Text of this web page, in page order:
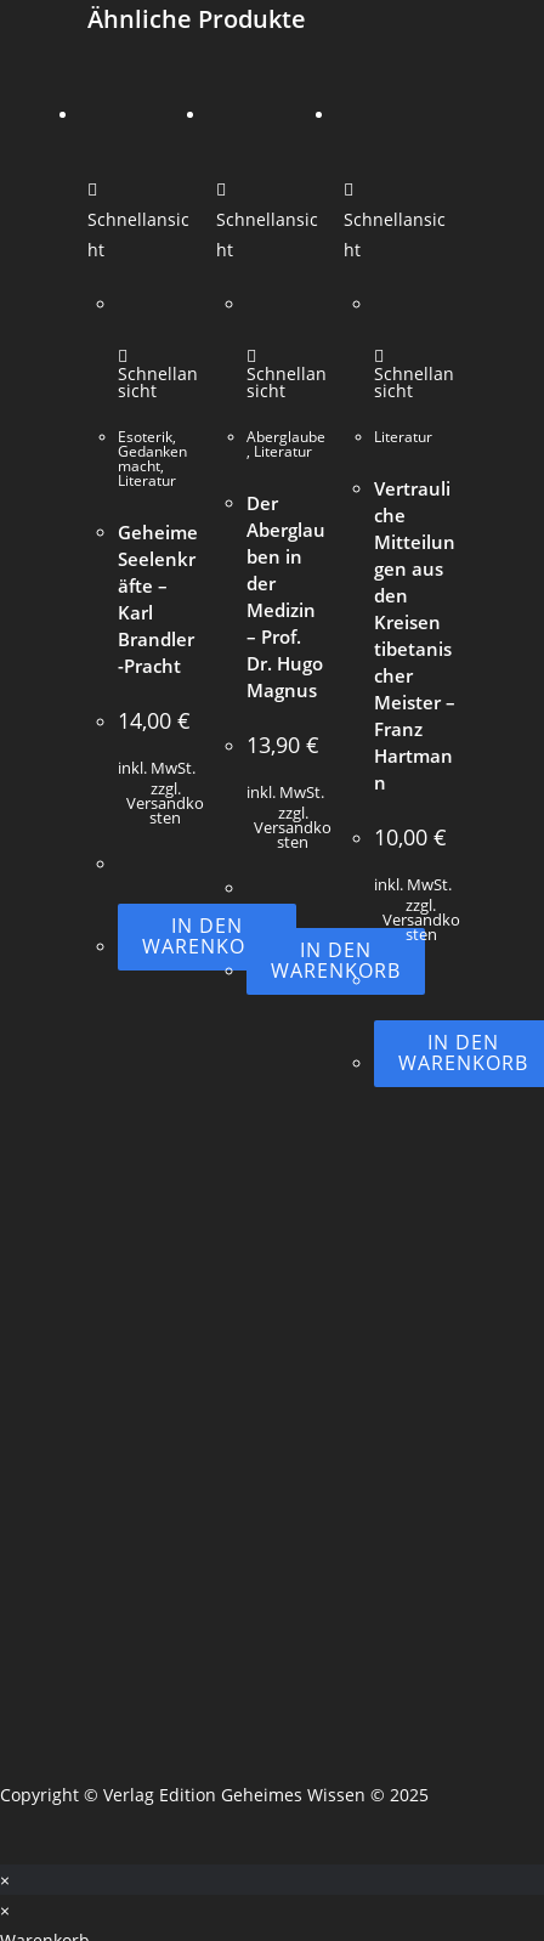
Ähnliche Produkte
Schnellansic
ht
Schnellan
sicht
Esoterik,
Gedanken
macht,
Literatur
Geheime
Seelenkr
äfte –
Karl
Brandler
-Pracht
14,00€
inkl. MwSt.
zzgl.
Versandko
sten
IN DEN
WARENKORB
Schnellansic
ht
Schnellan
sicht
Aberglaube
, Literatur
Der
Aberglau
ben in
der
Medizin
– Prof.
Dr. Hugo
Magnus
13,90 €
inkl. MwSt.
zzgl.
Versandko
sten
IN DEN
WARENKORB
Schnellansic
ht
Schnellan
sicht
Literatur
Vertrauli
che
Mitteilun
gen aus
den
Kreisen
tibetanis
cher
Meister –
Franz
Hartman
n
10,00 €
inkl. MwSt.
zzgl.
Versandko
sten
IN DEN
WARENKORB
Copyright © Verlag Edition Geheimes Wissen © 2025
×
×